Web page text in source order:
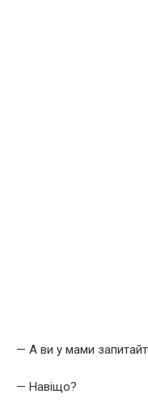
— А ви у мами
— Навіщо?